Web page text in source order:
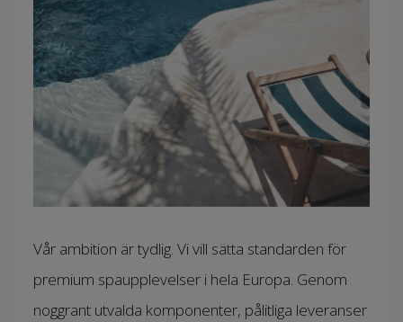
Vår ambition är tydlig. Vi vill sätta standarden för
premium spaupplevelser i hela Europa. Genom
noggrant utvalda komponenter, pålitliga leveranser